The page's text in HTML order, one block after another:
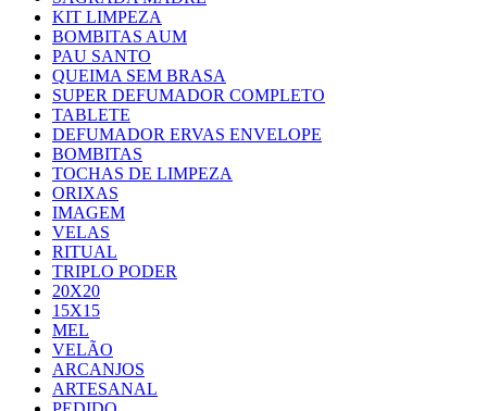
KIT LIMPEZA
BOMBITAS AUM
PAU SANTO
QUEIMA SEM BRASA
SUPER DEFUMADOR COMPLETO
TABLETE
DEFUMADOR ERVAS ENVELOPE
BOMBITAS
TOCHAS DE LIMPEZA
ORIXAS
IMAGEM
VELAS
RITUAL
TRIPLO PODER
20X20
15X15
MEL
VELÃO
ARCANJOS
ARTESANAL